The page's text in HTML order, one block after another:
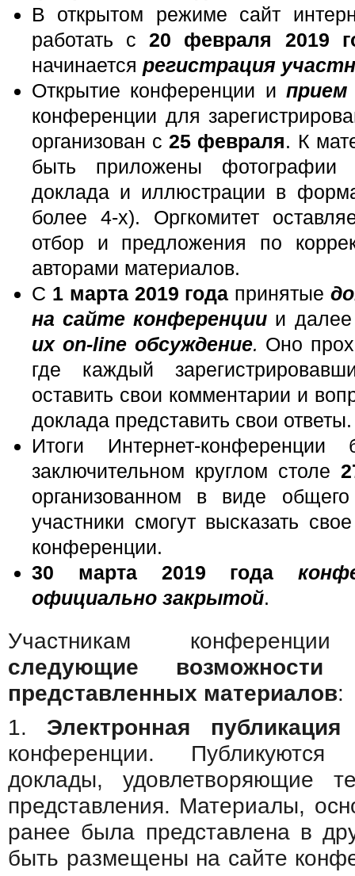
В открытом режиме сайт
работать с20 февраля 2019
начинается регистрация
Открытие конференции и прием
конференции для
организован с25 февраля. К
быть приложены фотографии
доклада и иллюстрации в
более 4-х). Оргкомитет
отбор и предложения по
авторами материалов.
C 1 марта 2019 года принятые
на сайте конференции и
их оn-line обсуждение. Оно
где каждый
оставить свои комментарии и
доклада представить свои ответы.
Итоги Интернет-
заключительном круглом столе
организованном в виде
участники смогут высказать
конференции.
30 марта 2019 года
официально закрытой.
Участникам конференции
следующие возможности
представленных материалов:
1. Электронная публикация
конференции.
доклады, удовлетворяющие
представления. Материалы,
ранее была представлена в
быть размещены на сайте